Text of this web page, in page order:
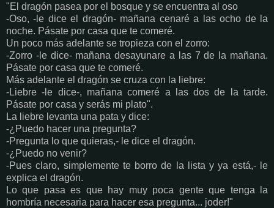
"El dragón pasea por el bosque y se encuentra al oso
-Oso, -le dice el dragón- mañana cenaré a las ocho de la
noche. Pásate por casa que te comeré.
Un poco más adelante se tropieza con el zorro:
-Zorro -le dice- mañana desayunare a las 7 de la mañana.
Pásate por casa que te comeré.
Más adelante el dragón se cruza con la liebre:
-Liebre -le dice-, mañana comeré a las dos de la tarde.
Pásate por casa y serás mi plato".
La liebre levanta una pata y dice:
-¿Puedo hacer una pregunta?
-Pregunta lo que quieras,- le dice el dragón.
-¿Puedo no venir?
-Pues claro, simplemente te borro de la lista y ya está,- le
explica el dragón.
Lo que pasa es que hay muy poca gente que tenga la
hombría necesaria para hacer esa pregunta... joder!"